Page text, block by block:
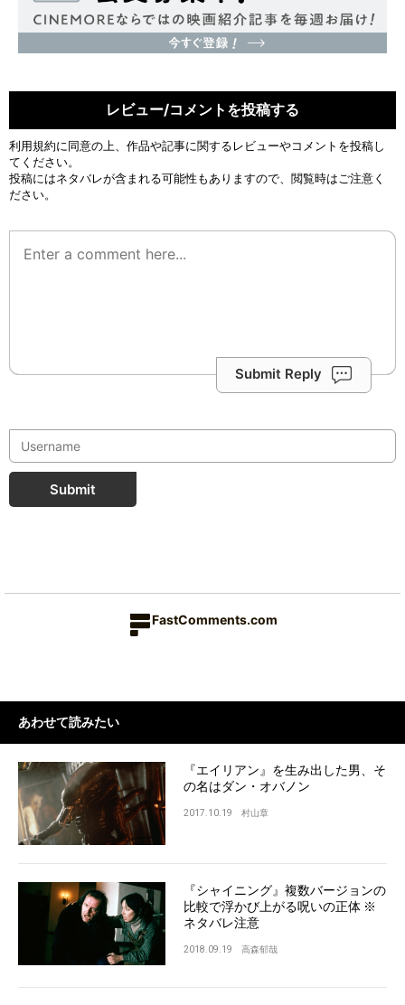
レビュー/コメントを投稿する
利用規約に同意の上、作品や記事に関するレビューやコメントを投稿し
てください。
投稿にはネタバレが含まれる可能性もありますので、閲覧時はご注意く
ださい。
Submit Reply
Submit
FastComments.com
あわせて読みたい
『エイリアン』を生み出した男、そ
の名はダン・オバノン
2017.10.19 村山章
『シャイニング』複数バージョンの
比較で浮かび上がる呪いの正体 ※
ネタバレ注意
2018.09.19 高森郁哉